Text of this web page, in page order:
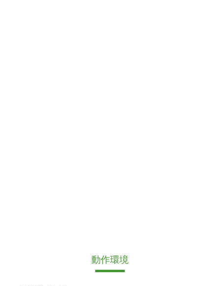
動作環境